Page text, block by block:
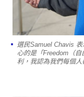
選民Samuel Chavis
心的是「Freedom（
利，我認為我們每個人